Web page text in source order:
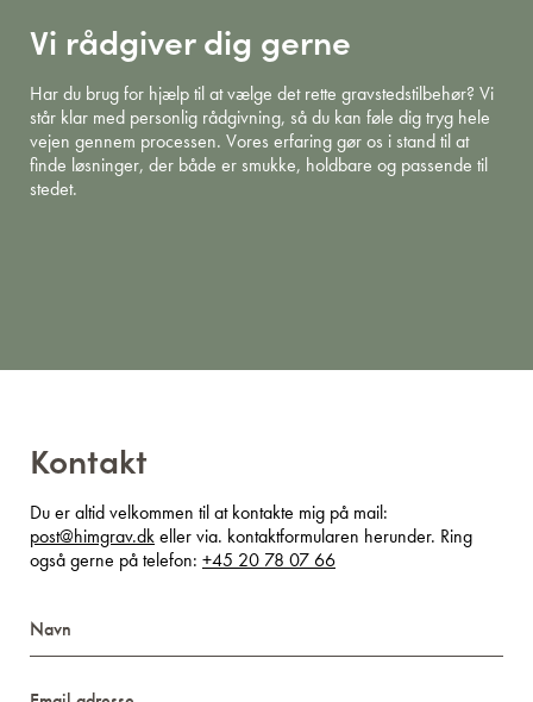
Vi rådgiver dig gerne
Har du brug for hjælp til at vælge det rette gravstedstilbehør? Vi
står klar med personlig rådgivning, så du kan føle dig tryg hele
vejen gennem processen. Vores erfaring gør os i stand til at
finde løsninger, der både er smukke, holdbare og passende til
stedet.
Kontakt
Du er altid velkommen til at kontakte mig på mail:
post@himgrav.dkeller via. kontaktformularen herunder. Ring
også gerne på telefon: +45 20 78 07 66